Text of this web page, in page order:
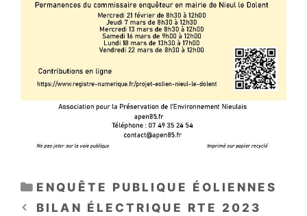
CATÉGORIES
ENQUÊTE PUBLIQUE ÉOLIENNES
BILAN ÉLECTRIQUE RTE 2023